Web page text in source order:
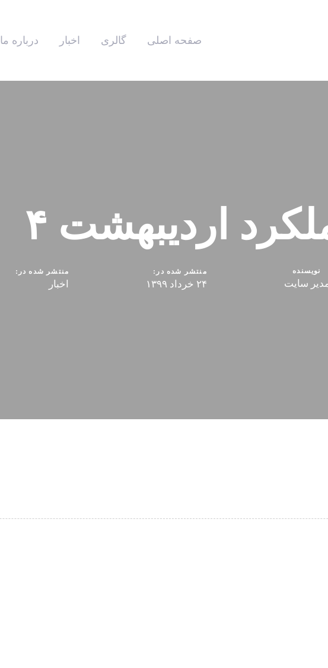
صفحه اصلی گالری اخبار درباره ما
اردیبهشت ۴
نویسنده
سایت
منتشر شده در:
۲۴ خرداد ۱۳۹۹
منتشر شده در:
اخبار